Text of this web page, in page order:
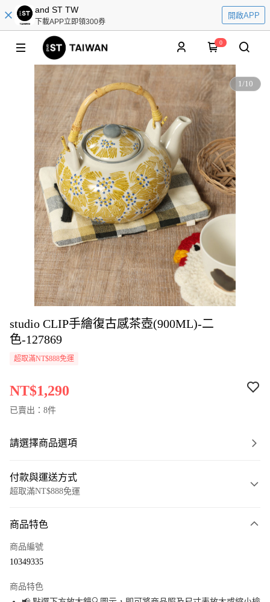
and ST TW
下載APP立即領300券
開啟APP
0
1/10
studio CLIP手繪復古感茶壺(900ML)-二
色-127869
超取滿NT$888免運
NT$1,290
已賣出：8件
請選擇商品選項
付款與運送方式
超取滿NT$888免運
信用卡一次付款
Apple Pay
商品特色
商品編號
10349335
商品特色